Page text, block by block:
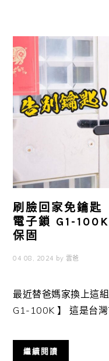
刷臉回家免鑰匙
電子鎖 G1-
保固
04 08, 2024 by 雲爸
最近替爸媽家換上這
G1-100K 】 這是台灣
繼續閱讀